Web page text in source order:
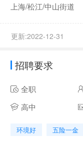
上海/松江/中山街道
更新:2022-12-31
招聘要求
全职
高中
环境好 五险一金